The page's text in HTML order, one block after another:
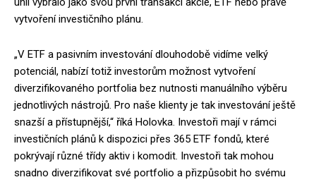
vytvoření investičního plánu.
„V ETF a pasivním investování dlouhodobě vidíme velký
potenciál, nabízí totiž investorům možnost vytvoření
diverzifikovaného portfolia bez nutnosti manuálního výběru
jednotlivých nástrojů. Pro naše klienty je tak investování ještě
snazší a přístupnější,“ říká Holovka. Investoři mají v rámci
investičních plánů k dispozici přes 365 ETF fondů, které
pokrývají různé třídy aktiv i komodit. Investoři tak mohou
snadno diverzifikovat své portfolio a přizpůsobit ho svému